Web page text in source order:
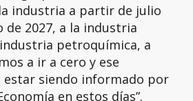
industria a partir de julio
de 2027, a la industria
petroquímica, a
a ir a cero y ese
estar siendo informado por
en estos días”.